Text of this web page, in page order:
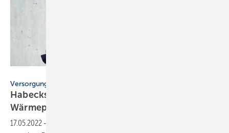
Versorgungssicherheit
Habecks Arbeitsplan: bis 2024 jährlich 500 000
Wärmepumpen
17.05.2022 -